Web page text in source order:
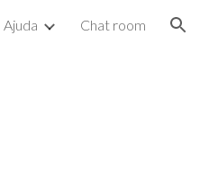
Ajuda Chat room